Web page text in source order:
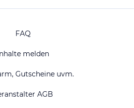
FAQ
melden
Gutscheine uvm.
AGB